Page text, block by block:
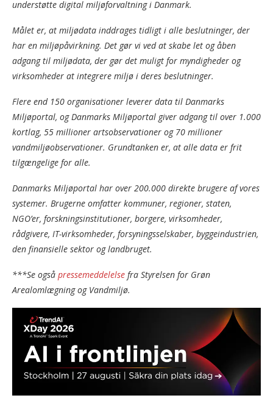
understøtte digital miljøforvaltning i Danmark.
Målet er, at miljødata inddrages tidligt i alle beslutninger, der
har en miljøpåvirkning. Det gør vi ved at skabe let og åben
adgang til miljødata, der gør det muligt for myndigheder og
virksomheder at integrere miljø i deres beslutninger.
Flere end 150 organisationer leverer data til Danmarks
Miljøportal, og Danmarks Miljøportal giver adgang til over 1.000
kortlag, 55 millioner artsobservationer og 70 millioner
vandmiljøobservationer. Grundtanken er, at alle data er frit
tilgængelige for alle.
Danmarks Miljøportal har over 200.000 direkte brugere af vores
systemer. Brugerne omfatter kommuner, regioner, staten,
NGO’er, forskningsinstitutioner, borgere, virksomheder,
rådgivere, IT-virksomheder, forsyningsselskaber, byggeindustrien,
den finansielle sektor og landbruget.
***Se også pressemeddelelse fra Styrelsen for Grøn
Arealomlægning og Vandmiljø.